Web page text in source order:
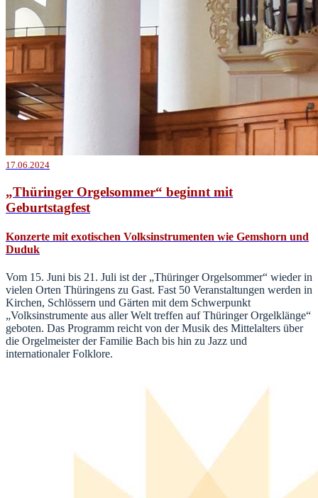
17.06.2024
„Thüringer Orgelsommer“ beginnt mit
Geburtstagfest
Konzerte mit exotischen Volksinstrumenten wie Gemshorn und
Duduk
Vom 15. Juni bis 21. Juli ist der „Thüringer Orgelsommer“ wieder in
vielen Orten Thüringens zu Gast. Fast 50 Veranstaltungen werden in
Kirchen, Schlössern und Gärten mit dem Schwerpunkt
„Volksinstrumente aus aller Welt treffen auf Thüringer Orgelklänge“
geboten. Das Programm reicht von der Musik des Mittelalters über
die Orgelmeister der Familie Bach bis hin zu Jazz und
internationaler Folklore.